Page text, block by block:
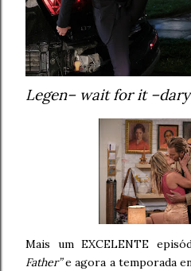
Legen– wait for it
Mais um EXCELENTE
Father”e agora a temporada